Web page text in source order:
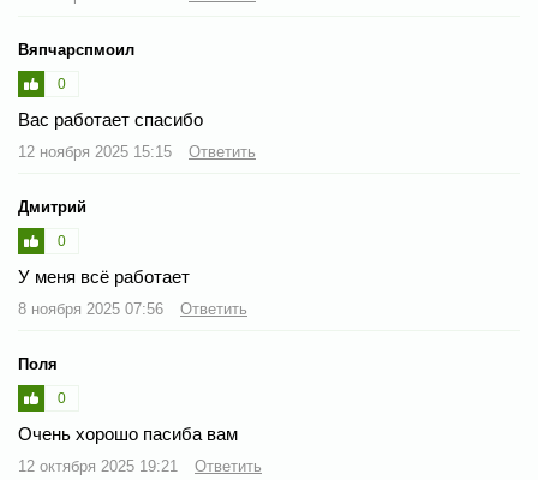
Вяпчарспмоил
0
Вас работает спасибо
12 ноября 2025 15:15 Ответить
Дмитрий
0
У меня всё работает
8 ноября 2025 07:56 Ответить
Поля
0
Очень хорошо пасиба вам
12 октября 2025 19:21 Ответить